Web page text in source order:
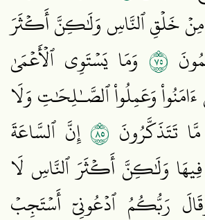
خَلۡقِ ٱلنَّاسِ وَلَٰكِنَّ أَكۡثَرَ
٥٧ وَمَا يَسۡتَوِي ٱلۡأَعۡمَىٰ
ءَامَنُواْ وَعَمِلُواْ ٱلصَّـٰلِحَٰتِ وَلَا
تَتَذَكَّرُونَ ٥٨ إِنَّ ٱلسَّاعَةَ
وَلَٰكِنَّ أَكۡثَرَ ٱلنَّاسِ لَا
رَبُّكُمُ ٱدۡعُونِيٓ أَسۡتَجِبۡ